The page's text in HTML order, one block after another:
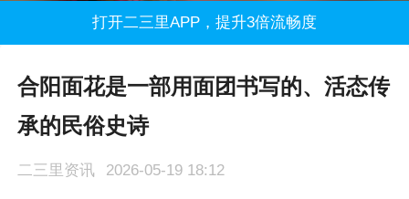
打开二三里APP，提升3倍流畅度
合阳面花是一部用面团书写的、活态传
承的民俗史诗
二三里资讯 2026-05-19 18:12